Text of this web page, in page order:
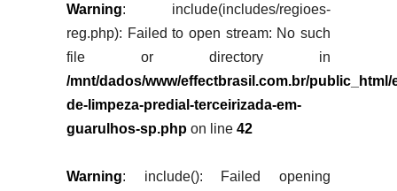
Warning: include(includes/regioes-
reg.php): Failed to open stream: No such
file or directory in
/mnt/dados/www/effectbrasil.com.br/public_html/
de-limpeza-predial-terceirizada-em-
guarulhos-sp.phpon line 42
Warning: include(): Failed opening